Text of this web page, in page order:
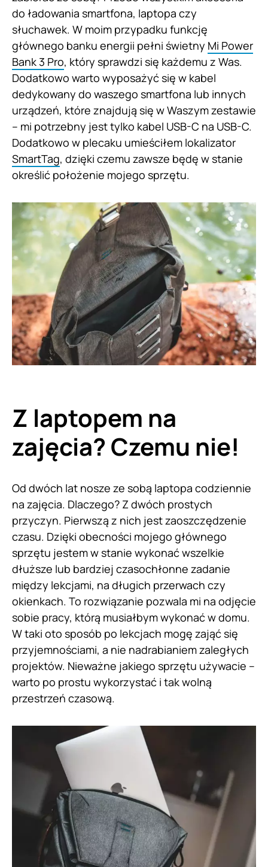
do ładowania smartfona, laptopa czy
słuchawek. W moim przypadku funkcję
głównego banku energii pełni świetny Mi Power
Bank 3 Pro, który sprawdzi się każdemu z Was.
Dodatkowo warto wyposażyć się w kabel
dedykowany do waszego smartfona lub innych
urządzeń, które znajdują się w Waszym zestawie
– mi potrzebny jest tylko kabel USB-C na USB-C.
Dodatkowo w plecaku umieściłem lokalizator
SmartTag, dzięki czemu zawsze będę w stanie
określić położenie mojego sprzętu.
Z laptopem na
zajęcia? Czemu nie!
Od dwóch lat nosze ze sobą laptopa codziennie
na zajęcia. Dlaczego? Z dwóch prostych
przyczyn. Pierwszą z nich jest zaoszczędzenie
czasu. Dzięki obecności mojego głównego
sprzętu jestem w stanie wykonać wszelkie
dłuższe lub bardziej czasochłonne zadanie
między lekcjami, na długich przerwach czy
okienkach. To rozwiązanie pozwala mi na odjęcie
sobie pracy, którą musiałbym wykonać w domu.
W taki oto sposób po lekcjach mogę zająć się
przyjemnościami, a nie nadrabianiem zaległych
projektów. Nieważne jakiego sprzętu używacie –
warto po prostu wykorzystać i tak wolną
przestrzeń czasową.